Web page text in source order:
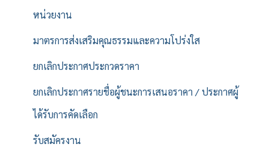
หน่วยงาน
มาตรการส่งเสริมคุณธรรมและความโปร่งใส
ยกเลิกประกาศประกวดราคา
ยกเลิกประกาศรายชื่อผู้ชนะการเสนอราคา / ประกาศผู้
ได้รับการคัดเลือก
รับสมัครงาน